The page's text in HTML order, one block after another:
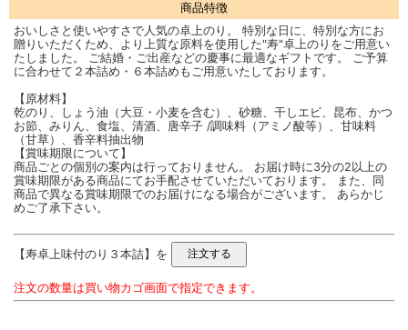
商品特徴
おいしさと使いやすさで人気の卓上のり。 特別な日に、特別な方にお
贈りいただくため、より上質な原料を使用した"寿"卓上のりをご用意い
たしました。 ご結婚・ご出産などの慶事に最適なギフトです。 ご予算
に合わせて２本詰め・６本詰めもご用意いたしております。
【原材料】
乾のり、しょう油（大豆・小麦を含む）、砂糖、干しエビ、昆布、かつ
お節、みりん、食塩、清酒、唐辛子 /調味料（アミノ酸等）、甘味料
（甘草）、香辛料抽出物
【賞味期限について】
商品ごとの個別の案内は行っておりません。 お届け時に3分の2以上の
賞味期限がある商品にてお手配させていただいております。 また、同
商品で異なる賞味期限でのお届けになる場合がございます。 あらかじ
めご了承下さい。
【寿卓上味付のり３本詰】を
注文の数量は買い物カゴ画面で指定できます。